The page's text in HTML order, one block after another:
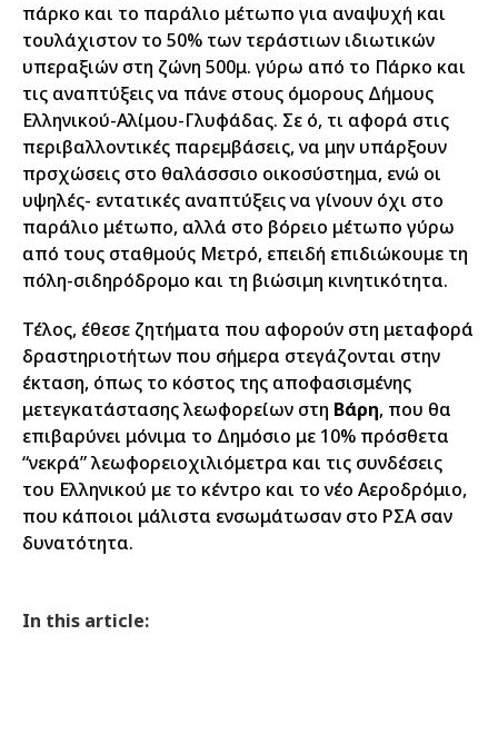
πάρκο και το παράλιο μέτωπο για αναψυχή και
τουλάχιστον το 50% των τεράστιων ιδιωτικών
υπεραξιών στη ζώνη 500μ. γύρω από το Πάρκο και
τις αναπτύξεις να πάνε στους όμορους Δήμους
Ελληνικού-Αλίμου-Γλυφάδας. Σε ό, τι αφορά στις
περιβαλλοντικές παρεμβάσεις, να μην υπάρξουν
πρσχώσεις στο θαλάσσσιο οικοσύστημα, ενώ οι
υψηλές- εντατικές αναπτύξεις να γίνουν όχι στο
παράλιο μέτωπο, αλλά στο βόρειο μέτωπο γύρω
από τους σταθμούς Μετρό, επειδή επιδιώκουμε τη
πόλη-σιδηρόδρομο και τη βιώσιμη κινητικότητα.
Τέλος, έθεσε ζητήματα που αφορούν στη μεταφορά
δραστηριοτήτων που σήμερα στεγάζονται στην
έκταση, όπως το κόστος της αποφασισμένης
μετεγκατάστασης λεωφορείων στη Βάρη, που θα
επιβαρύνει μόνιμα το Δημόσιο με 10% πρόσθετα
“νεκρά” λεωφορειοχιλιόμετρα και τις συνδέσεις
του Ελληνικού με το κέντρο και το νέο Αεροδρόμιο,
που κάποιοι μάλιστα ενσωμάτωσαν στο ΡΣΑ σαν
δυνατότητα.
In this article: